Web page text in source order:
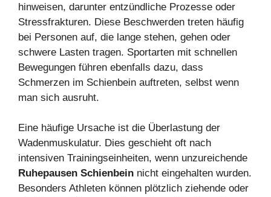
hinweisen, darunter entzündliche Prozesse oder
Stressfrakturen. Diese Beschwerden treten häufig
bei Personen auf, die lange stehen, gehen oder
schwere Lasten tragen. Sportarten mit schnellen
Bewegungen führen ebenfalls dazu, dass
Schmerzen im Schienbein auftreten, selbst wenn
man sich ausruht.
Eine häufige Ursache ist die Überlastung der
Wadenmuskulatur. Dies geschieht oft nach
intensiven Trainingseinheiten, wenn unzureichende
Ruhepausen Schienbein nicht eingehalten wurden.
Besonders Athleten können plötzlich ziehende oder